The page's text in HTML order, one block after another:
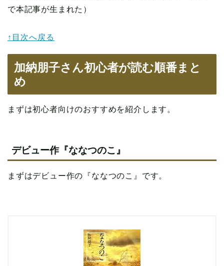
で本記事が生まれた）
↑目次へ戻る
加納朋子さん初心者が読む順番まと
め
まずは初心者向けのおすすめを紹介します。
デビュー作『ななつのこ』
まずはデビュー作の『ななつのこ』です。